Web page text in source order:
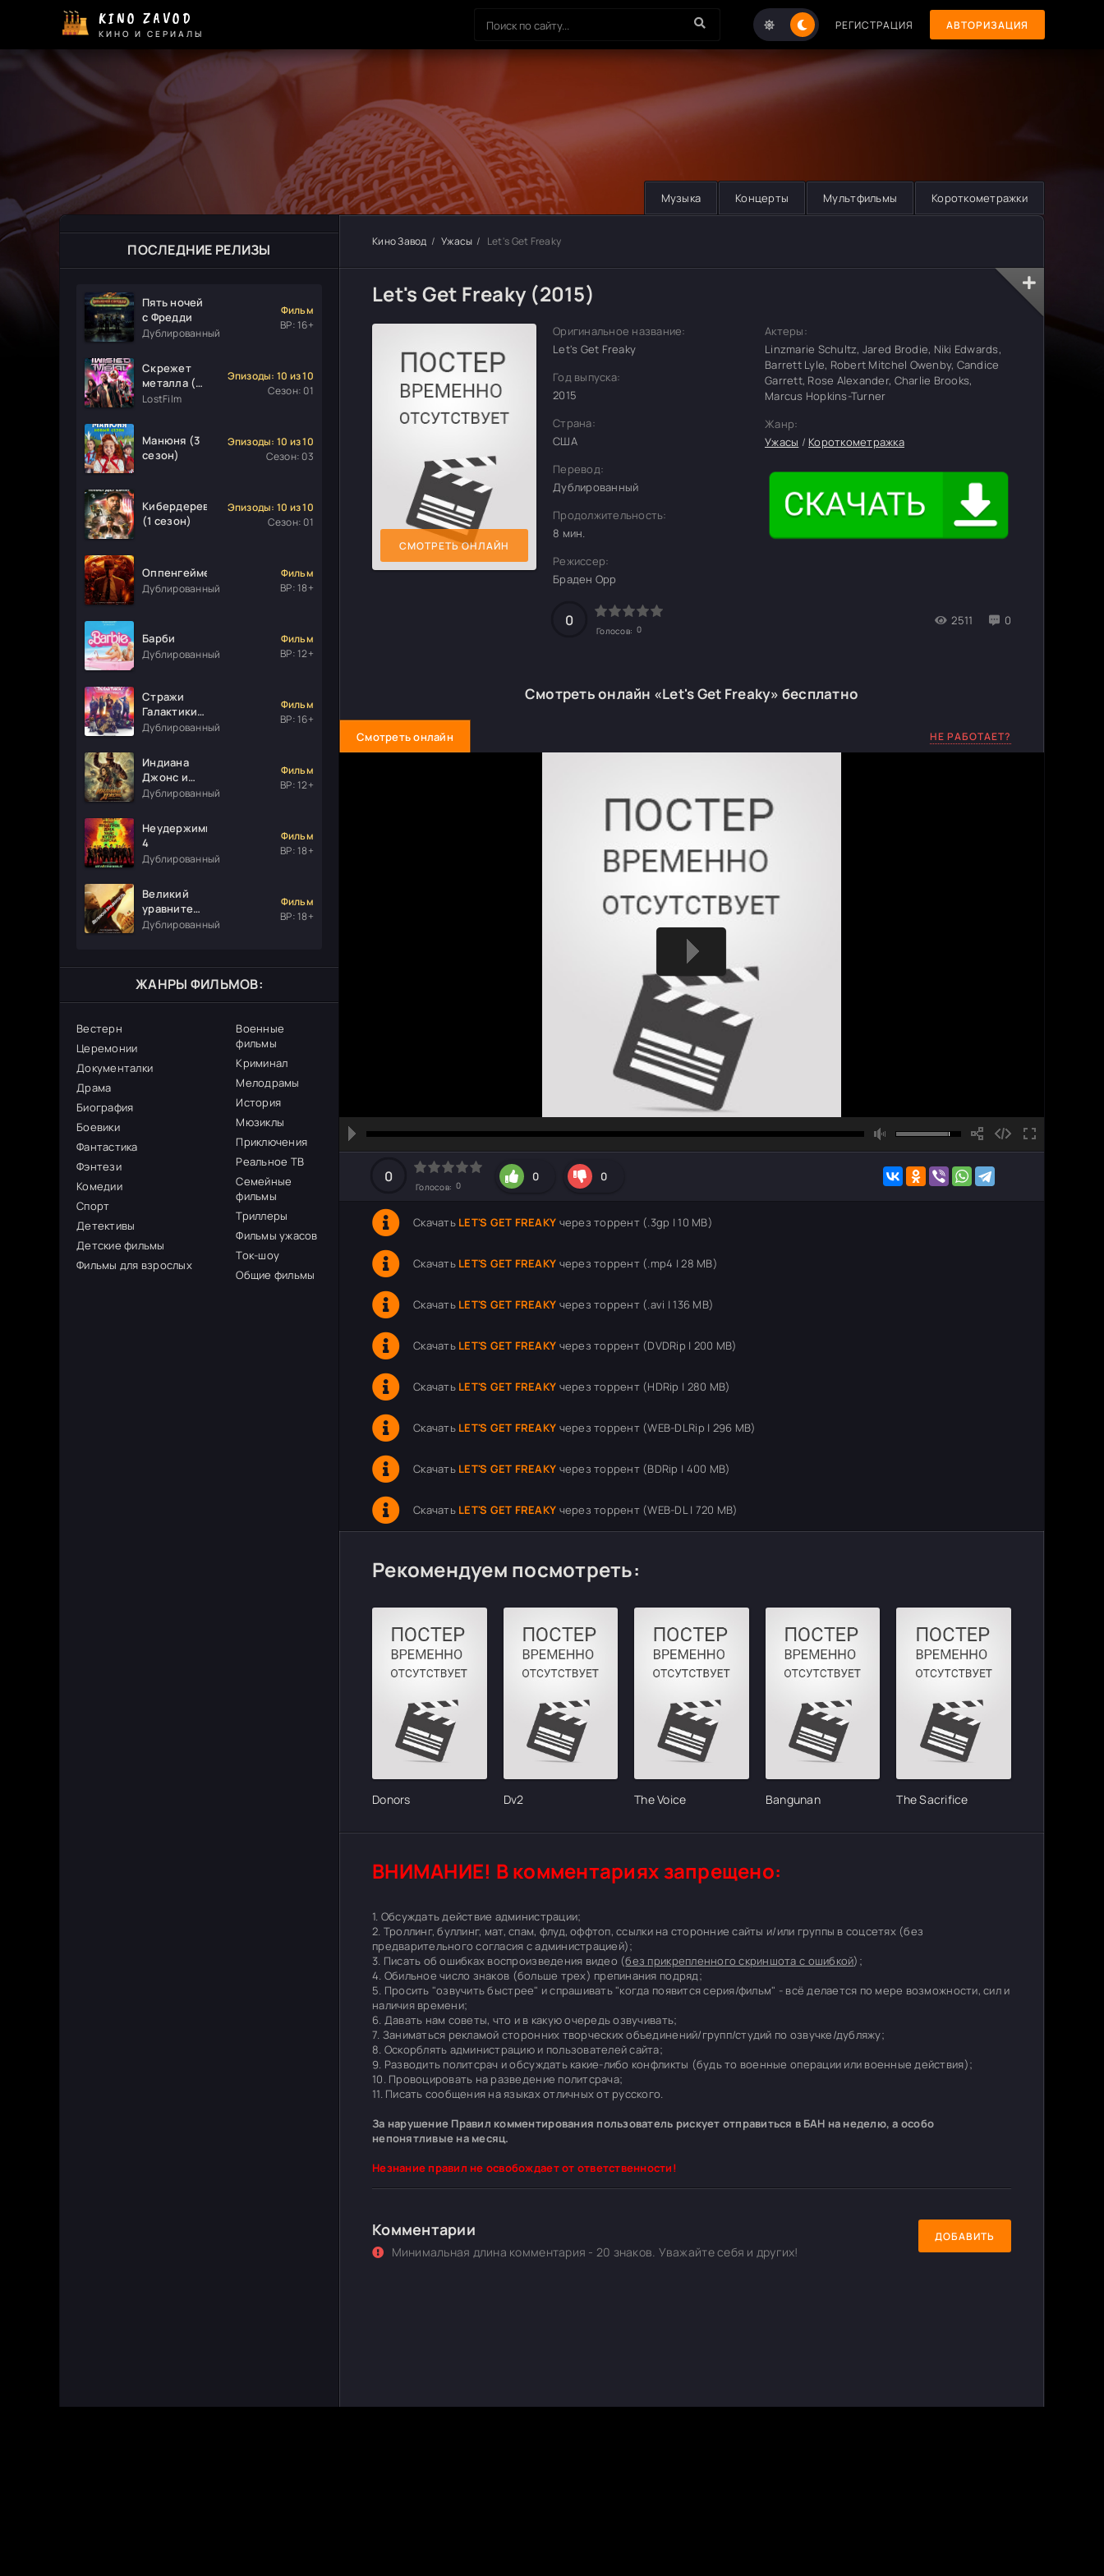
KINO ZAVOD
КИНО И СЕРИАЛЫ
РЕГИСТРАЦИЯ АВТОРИЗАЦИЯ
Музыка Концерты Мультфильмы Короткометражки
ПОСЛЕДНИЕ РЕЛИЗЫ
Пять ночей
с Фредди
Дублированный
Фильм
ВР: 16+
Скрежет
металла (1
сезон)
LostFilm
Эпизоды: 10 из 10
Сезон: 01
Манюня (3
сезон)
Эпизоды: 10 из 10
Сезон: 03
Кибердеревня
(1 сезон)
Эпизоды: 10 из 10
Сезон: 01
Оппенгеймер
Дублированный
Фильм
ВР: 18+
Барби
Дублированный
Фильм
ВР: 12+
Стражи
Галактики.
Часть 3
Дублированный
Фильм
ВР: 16+
Индиана
Джонс и
колесо
Дублированный
Фильм
ВР: 12+
Неудержимые
4
Дублированный
Фильм
ВР: 18+
Великий
уравнитель
3
Дублированный
Фильм
ВР: 18+
ЖАНРЫ ФИЛЬМОВ:
Вестерн
Церемонии
Документалки
Драма
Биография
Боевики
Фантастика
Фэнтези
Комедии
Спорт
Детективы
Детские фильмы
Фильмы для взрослых
Военные
фильмы
Криминал
Мелодрамы
История
Мюзиклы
Приключения
Реальное ТВ
Семейные
фильмы
Триллеры
Фильмы ужасов
Ток-шоу
Общие фильмы
Кино Завод Ужасы Let's Get Freaky
Let's Get Freaky (2015)
СМОТРЕТЬ ОНЛАЙН
Оригинальное название:
Let's Get Freaky
Год выпуска:
2015
Страна:
США
Перевод:
Дублированный
Продолжительность:
8 мин.
Режиссер:
Браден Орр
0
Голосов: 0
2511 0
Актеры:
Linzmarie Schultz, Jared Brodie, Niki Edwards,
Barrett Lyle, Robert Mitchel Owenby, Candice
Garrett, Rose Alexander, Charlie Brooks,
Marcus Hopkins-Turner
Жанр:
Ужасы / Короткометражка
Смотреть онлайн «Let's Get Freaky» бесплатно
Смотреть онлайн НЕ РАБОТАЕТ?
hd2160
hd1440
highres
hd1080
hd720
large
medium
small
tiny
0
Голосов: 0
0 0
Скачать LET'S GET FREAKY через торрент (.3gp | 10 MB)
Скачать LET'S GET FREAKY через торрент (.mp4 | 28 MB)
Скачать LET'S GET FREAKY через торрент (.avi | 136 MB)
Скачать LET'S GET FREAKY через торрент (DVDRip | 200 MB)
Скачать LET'S GET FREAKY через торрент (HDRip | 280 MB)
Скачать LET'S GET FREAKY через торрент (WEB-DLRip | 296 MB)
Скачать LET'S GET FREAKY через торрент (BDRip | 400 MB)
Скачать LET'S GET FREAKY через торрент (WEB-DL | 720 MB)
Рекомендуем посмотреть:
Donors Dv2 The Voice Bangunan The Sacrifice
ВНИМАНИЕ! В комментариях запрещено:
1. Обсуждать действие администрации;
2. Троллинг, буллинг, мат, спам, флуд, оффтоп, ссылки на сторонние сайты и/или группы в соцсетях (без
предварительного согласия с администрацией);
3. Писать об ошибках воспроизведения видео (без прикрепленного скриншота с ошибкой);
4. Обильное число знаков (больше трех) препинания подряд;
5. Просить "озвучить быстрее" и спрашивать "когда появится серия/фильм" - всё делается по мере возможности, сил и
наличия времени;
6. Давать нам советы, что и в какую очередь озвучивать;
7. Заниматься рекламой сторонних творческих объединений/групп/студий по озвучке/дубляжу;
8. Оскорблять администрацию и пользователей сайта;
9. Разводить политсрач и обсуждать какие-либо конфликты (будь то военные операции или военные действия);
10. Провоцировать на разведение политсрача;
11. Писать сообщения на языках отличных от русского.
За нарушение Правил комментирования пользователь рискует отправиться в БАН на неделю, а особо
непонятливые на месяц.
Незнание правил не освобождает от ответственности!
Комментарии
Минимальная длина комментария - 20 знаков. Уважайте себя и других!
ДОБАВИТЬ